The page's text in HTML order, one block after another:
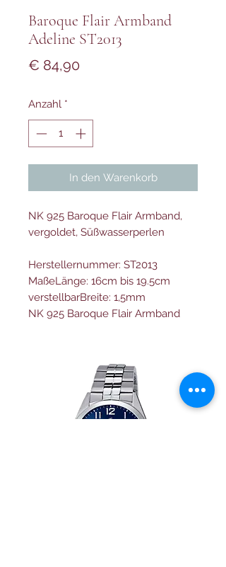
Baroque Flair Armband
Adeline ST2013
€ 84,90Preis
Anzahl *
In den Warenkorb
NK 925 Baroque Flair Armband,
vergoldet, Süßwasserperlen
Herstellernummer: ST2013
MaßeLänge: 16cm bis 19.5cm
verstellbarBreite: 1,5mm
NK 925 Baroque Flair Armband